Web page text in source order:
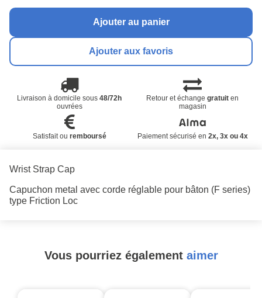
Ajouter au panier
Ajouter aux favoris
Livraison à domicile sous48/72h
ouvrées
Retour et échangegratuit en
magasin
Satisfait ou remboursé Paiement sécurisé en 2x, 3x ou 4x
Wrist Strap Cap
Capuchon metal avec corde réglable pour bâton (F series)
type Friction Loc
Vous pourriez également aimer